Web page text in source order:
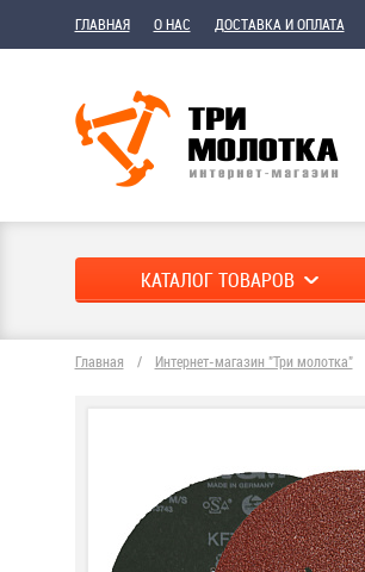
ГЛАВНАЯ О НАС ДОСТАВКА И ОПЛАТА
КАТАЛОГ ТОВАРОВ
Главная / Интернет-магазин "Три молотка"